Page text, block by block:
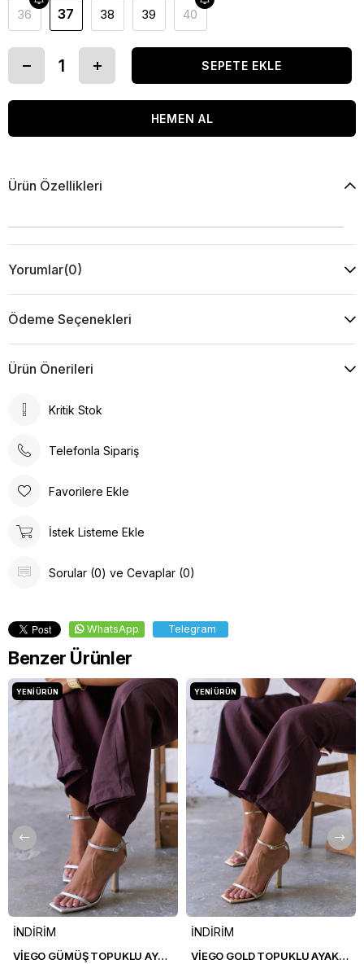
36 37 38 39 40
Ürün Özellikleri
Yorumlar(0)
Ödeme Seçenekleri
Ürün Önerileri
Kritik Stok
Telefonla Sipariş
Favorilere Ekle
İstek Listeme Ekle
Sorular (0) ve Cevaplar (0)
WhatsApp Telegram
Benzer Ürünler
İNDİRİM
VİEGO GÜMÜŞ TOPUKLU AYAKKABI
YENI ÜRÜN
İNDİRİM
VİEGO GOLD TOPUKLU AYAKKABI
YENI ÜRÜN